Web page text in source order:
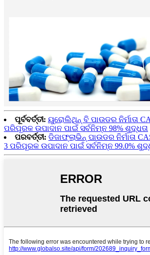
ପୂର୍ବବର୍ତ୍ତୀ: ୟୁରୋଲିଥିନ୍ ବି ପାଉଡର ନିର୍ମାତା
ପରିପୂରକ ଉପାଦାନ ପାଇଁ ସର୍ବନିମ୍ନ 98% ଶୁଦ୍ଧତା
ପରବର୍ତ୍ତୀ: ଡିଜାଫ୍ଲାଭିନ୍ ପାଉଡର ନିର୍ମାତା
3 ପରିପୂରକ ଉପାଦାନ ପାଇଁ ସର୍ବନିମ୍ନ 99.0%